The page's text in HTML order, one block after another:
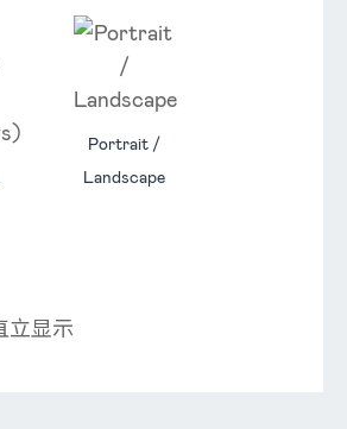
Portrait /
Landscape